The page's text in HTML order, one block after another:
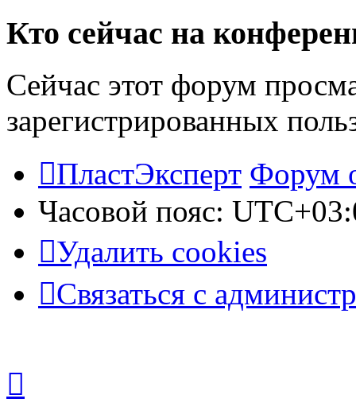
Кто сейчас на
Сейчас этот форум
зарегистрированных
ПластЭксперт Форум
Часовой пояс:
Удалить cookies
Связаться с